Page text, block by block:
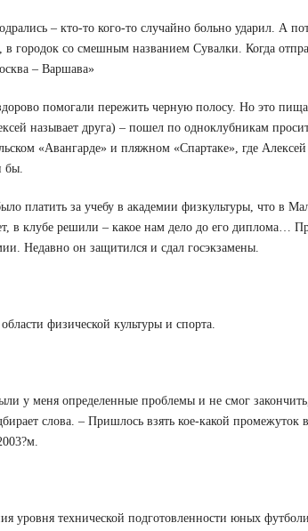
– кто-то кого-то случайно больно ударил. А
городок со смешным названием Сувалки. Когда
– Варшава»
помогали пережить черную полосу. Но это
называет друга) – пошел по одноклубникам
«Авангарде» и пляжном «Спартаке», где
бы.
платить за учебу в академии физкультуры, что в
в клубе решили – какое нам дело до его диплома…
Недавно он защитился и сдал госэкзамены.
физической культуры и спорта.
у меня определенные проблемы и не смог
слова. – Пришлось взять кое-какой промежуток
уровня технической подготовленности юных